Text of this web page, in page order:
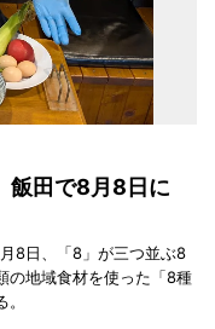
田で8月8日に
8日、「8」が三つ並ぶ8
の地域食材を使った「8種